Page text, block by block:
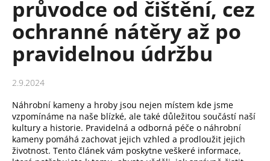
průvodce od čištění, cez
ochranné nátěry až po
pravidelnou údržbu
2.9.2024
Náhrobní kameny a hroby jsou nejen místem kde jsme
vzpomínáme na naše blízké, ale také důležitou součástí naší
kultury a historie. Pravidelná a odborná péče o náhrobní
kameny pomáhá zachovat jejich vzhled a prodloužit jejich
životnost. Tento článek vám poskytne veškeré informace,
e
t
e
n
a
j
í
t
?